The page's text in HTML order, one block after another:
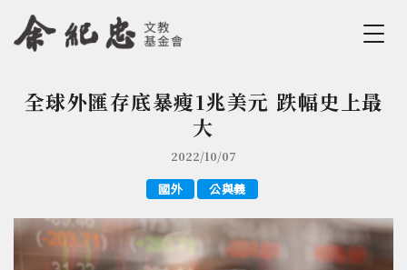
Jump to Navigation
Jump to Main content
您在這裡
全球外匯存底暴瘦1兆美元 跌幅史上最
大
2022/10/07
國外 公與義